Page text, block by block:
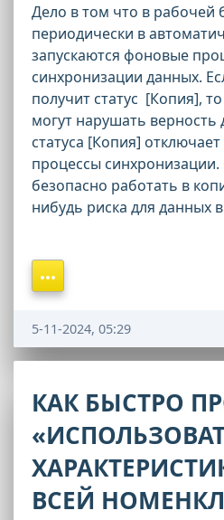
Дело в том что в рабочей
периодически в
запускаются фоновые
синхронизации данных.
получит статус [Копия],
могут нарушать верность
статуса [Копия]
процессы
безопасно работать в
нибудь риска для данных
5-11-2024, 05:29
КАК БЫСТРО
ВСЕЙ